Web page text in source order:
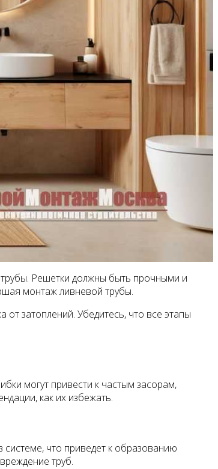
Решетки должны быть прочными и
монтаж ливневой трубы.
затоплений. Убедитесь, что все этапы
могут привести к частым засорам,
как их избежать.
что приведет к образованию
труб.